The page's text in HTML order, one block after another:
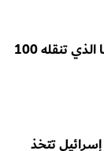
تحذير حقوقي خطير.. ما الذي تنقله 100
إسرائيل تتخذ